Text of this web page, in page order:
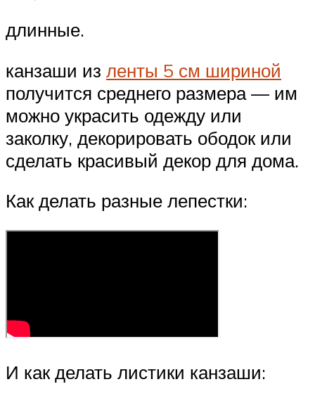
длинные.
канзаши из ленты 5 см шириной
получится среднего размера — им
можно украсить одежду или
заколку, декорировать ободок или
сделать красивый декор для дома.
Как делать разные лепестки:
И как делать листики канзаши: